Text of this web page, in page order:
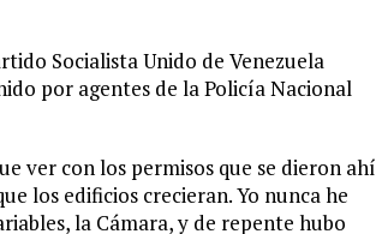
Socialista Unido de Venezuela
por agentes de la Policía Nacional
ver con los permisos que se dieron ahí
los edificios crecieran. Yo nunca he
la Cámara, y de repente hubo